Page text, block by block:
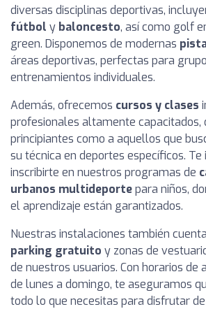
diversas disciplinas deportivas,
fútbol y baloncesto, así como golf
green. Disponemos de modernas
áreas deportivas, perfectas para
entrenamientos individuales.
Además, ofrecemos cursos y clases
profesionales altamente capacitados,
principiantes como a aquellos que
su técnica en deportes específicos. Te
inscribirte en nuestros programas de
urbanos multideportepara niños,
el aprendizaje están garantizados.
Nuestras instalaciones también
parking gratuito y zonas de
de nuestros usuarios. Con horarios de
de lunes a domingo, te aseguramos
todo lo que necesitas para disfrutar